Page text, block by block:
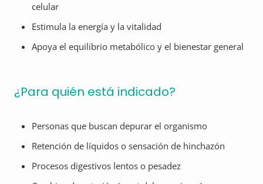
celular
Estimula la energía y la vitalidad
Apoya el equilibrio metabólico y el bienestar general
¿Para quién está indicado?
Personas que buscan depurar el organismo
Retención de líquidos o sensación de hinchazón
Procesos digestivos lentos o pesadez